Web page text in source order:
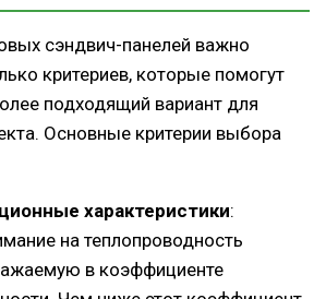
сэндвич-панелей важно
критериев, которые помогут
подходящий вариант для
Основные критерии выбора
характеристики:
на теплопроводность
в коэффициенте